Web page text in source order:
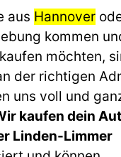
aus Hannover
kommen
möchten,
der richtigen
uns voll und
kaufen dein
Linden-Limmer